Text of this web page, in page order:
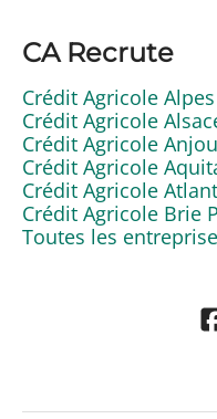
CA Recrute
Crédit Agricole
Crédit Agricole
Crédit Agricole
Crédit Agricole
Crédit Agricole
Crédit Agricole Brie
Toutes les